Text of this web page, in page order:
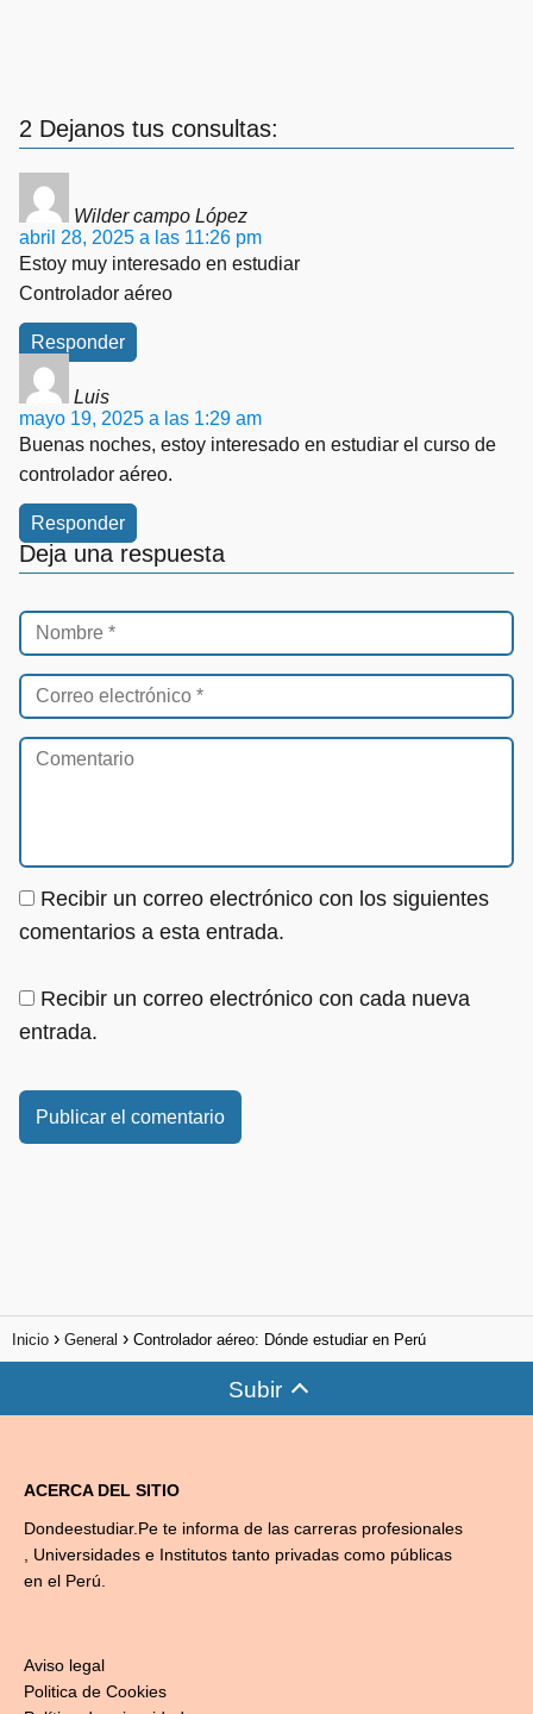
2 Dejanos tus consultas:
Wilder campo López
abril 28, 2025 a las 11:26 pm
Estoy muy interesado en estudiar
Controlador aéreo
Responder
Luis
mayo 19, 2025 a las 1:29 am
Buenas noches, estoy interesado en estudiar el curso de
controlador aéreo.
Responder
Deja una respuesta
Recibir un correo electrónico con los siguientes
comentarios a esta entrada.
Recibir un correo electrónico con cada nueva
entrada.
Inicio General Controlador aéreo: Dónde estudiar en Perú
Subir
ACERCA DEL SITIO
Dondeestudiar.Pe te informa de las carreras profesionales
, Universidades e Institutos tanto privadas como públicas
en el Perú.
Aviso legal
Politica de Cookies